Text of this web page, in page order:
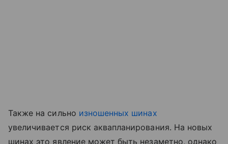
Также на сильно изношенных шинах
увеличивается риск аквапланирования. На новых
шинах это явление может быть незаметно, однако